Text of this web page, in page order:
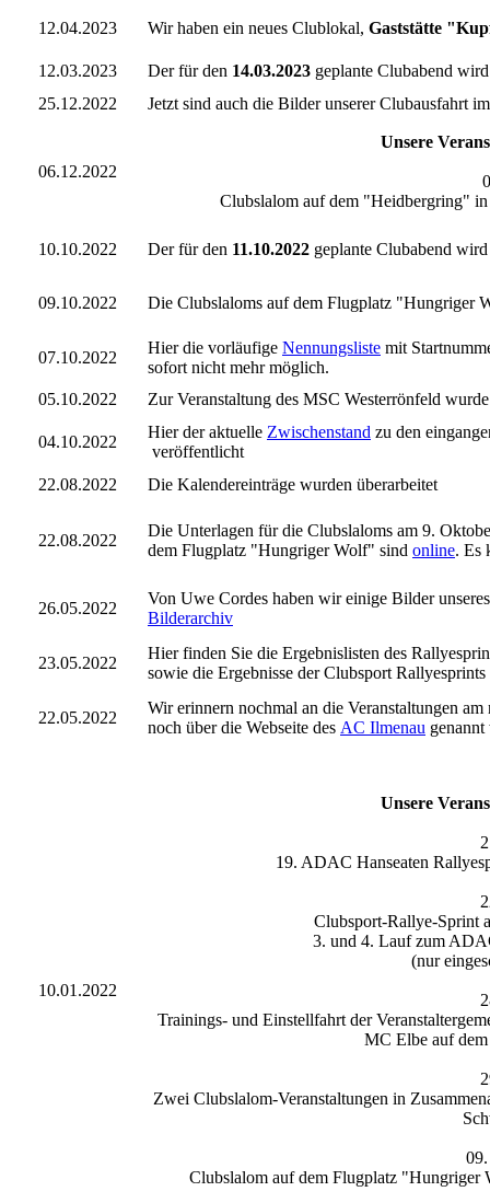
12.04.2023 Wir haben ein neues Clublokal, Gaststätte
12.03.2023 Der für den 14.03.2023 geplante Clubabend
25.12.2022
Jetzt sind auch die Bilder unserer Clubausfahrt
06.12.2022
Unsere
Clubslalom auf dem "Heidbergring"
10.10.2022 Der für den 11.10.2022 geplante Clubabend wird
09.10.2022 Die Clubslaloms auf dem Flugplatz "Hungriger
07.10.2022
Hier die vorläufige Nennungsliste mit
sofort nicht mehr möglich.
05.10.2022
Zur Veranstaltung des MSC Westerrönfeld
04.10.2022
Hier der aktuelle Zwischenstand zu den
veröffentlicht
22.08.2022
Die Kalendereinträge wurden überarbeitet
22.08.2022
Die Unterlagen für die Clubslaloms am 9.
dem Flugplatz "Hungriger Wolf" sind online. Es
26.05.2022
Von Uwe Cordes haben wir einige Bilder
Bilderarchiv
23.05.2022
Hier finden Sie die Ergebnislisten des
sowie die Ergebnisse der Clubsport Rallyesprints
22.05.2022
Wir erinnern nochmal an die Veranstaltungen
noch über die Webseite des AC Ilmenau
10.01.2022
Unsere
19. ADAC Hanseaten
Clubsport-Rallye-Sprint
3. und 4. Lauf zum
(nur
Trainings- und Einstellfahrt der
MC Elbe auf
Zwei Clubslalom-Veranstaltungen in
Clubslalom auf dem Flugplatz "Hungriger